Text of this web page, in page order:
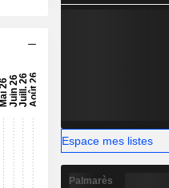
Espace mes listes
Palmarès